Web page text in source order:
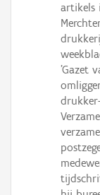
artikels
'Gazet